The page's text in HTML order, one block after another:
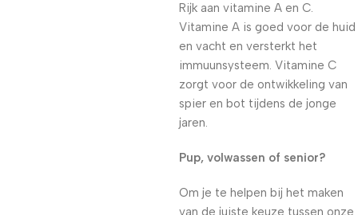
Rijk aan vitamine A en C.
Vitamine A is goed voor de huid
en vacht en versterkt het
immuunsysteem. Vitamine C
zorgt voor de ontwikkeling van
spier en bot tijdens de jonge
jaren.
Pup, volwassen of senior?
Om je te helpen bij het maken
van de juiste keuze tussen onze